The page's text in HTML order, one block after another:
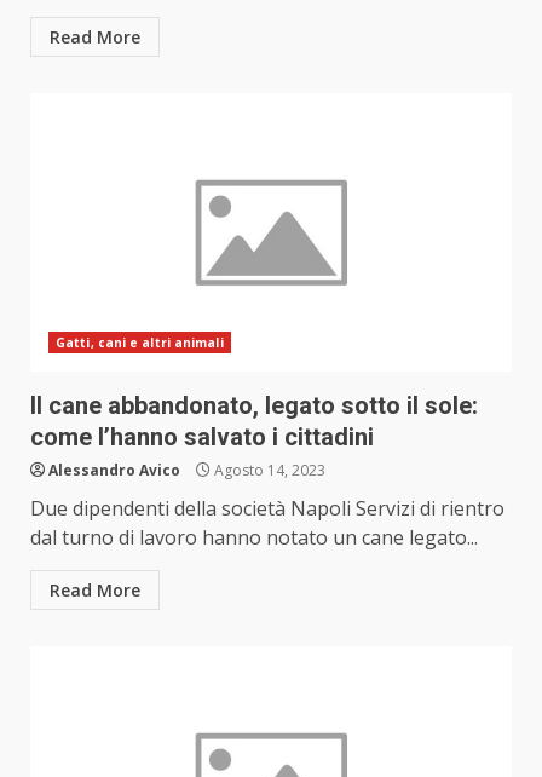
Read More
Gatti, cani e altri animali
Il cane abbandonato, legato sotto il sole:
come l’hanno salvato i cittadini
Alessandro Avico Agosto 14, 2023
Due dipendenti della società Napoli Servizi di rientro
dal turno di lavoro hanno notato un cane legato...
Read More